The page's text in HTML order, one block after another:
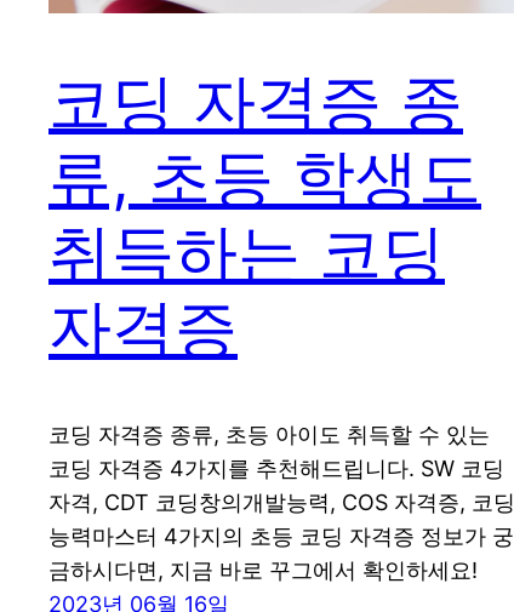
코딩 자격증 종
류, 초등 학생도
취득하는 코딩
자격증
코딩 자격증 종류, 초등 아이도 취득할 수 있는
코딩 자격증 4가지를 추천해드립니다. SW 코딩
자격, CDT 코딩창의개발능력, COS 자격증, 코딩
능력마스터 4가지의 초등 코딩 자격증 정보가 궁
금하시다면, 지금 바로 꾸그에서 확인하세요!
2023년 06월 16일